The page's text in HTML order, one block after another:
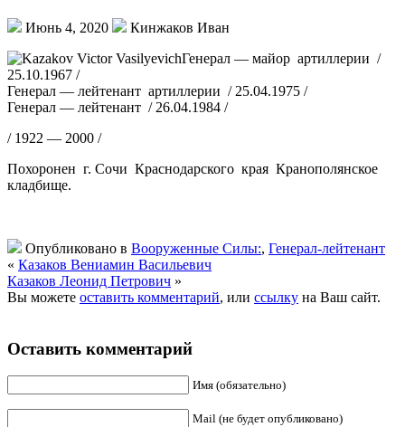
Июнь 4, 2020
Кинжаков Иван
Генерал — майор артиллерии /
25.10.1967 /
Генерал — лейтенант артиллерии / 25.04.1975 /
Генерал — лейтенант / 26.04.1984 /
/ 1922 — 2000 /
Похоронен г. Сочи Краснодарского края Кранополянское
кладбище.
Опубликовано в Вооруженные Силы:, Генерал-лейтенант
« Казаков Вениамин Васильевич
Казаков Леонид Петрович »
Вы можете оставить комментарий, или ссылку на Ваш сайт.
Оставить комментарий
Имя (обязательно)
Mail (не будет опубликовано)